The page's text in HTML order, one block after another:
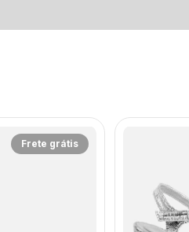
Frete grátis